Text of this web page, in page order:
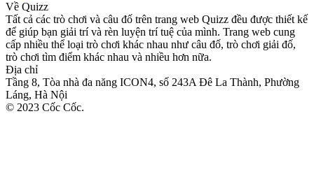
Về Quizz
Tất cả các trò chơi và câu đố trên trang web Quizz đều được thiết kế
để giúp bạn giải trí và rèn luyện trí tuệ của mình. Trang web cung
cấp nhiều thể loại trò chơi khác nhau như câu đố, trò chơi giải đố,
trò chơi tìm điểm khác nhau và nhiều hơn nữa.
Địa chỉ
Tầng 8, Tòa nhà đa năng ICON4, số 243A Đê La Thành, Phường
Láng, Hà Nội
© 2023 Cốc Cốc.